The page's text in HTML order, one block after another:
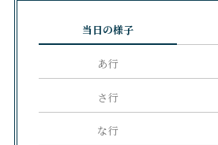
当日の様子
あ行
さ行
な行